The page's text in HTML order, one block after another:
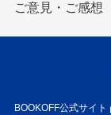
ご意見・ご感想
BOOKOFF公式サイト